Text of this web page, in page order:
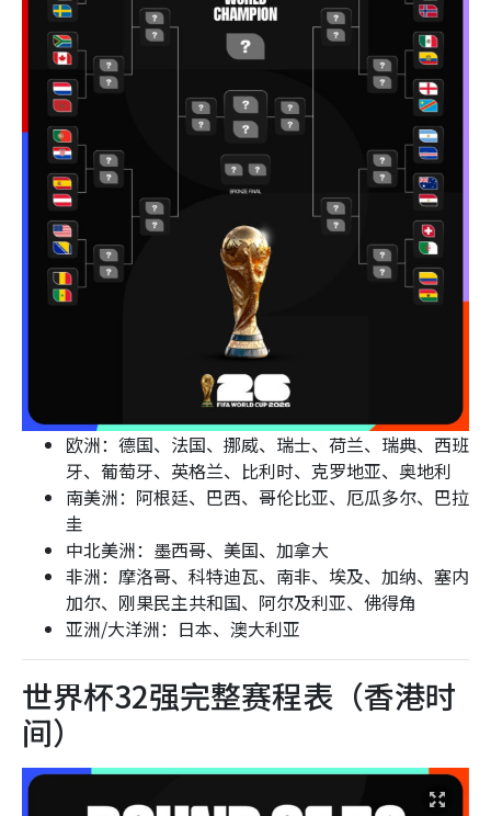
欧洲：德国、法国、挪威、瑞士、荷兰、瑞典、西班
牙、葡萄牙、英格兰、比利时、克罗地亚、奥地利
南美洲：阿根廷、巴西、哥伦比亚、厄瓜多尔、巴拉
圭
中北美洲：墨西哥、美国、加拿大
非洲：摩洛哥、科特迪瓦、南非、埃及、加纳、塞内
加尔、刚果民主共和国、阿尔及利亚、佛得角
亚洲/大洋洲：日本、澳大利亚
世界杯32强完整赛程表（香港时
间）